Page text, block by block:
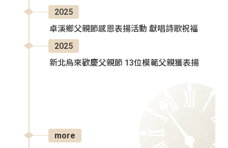
2025
卓溪鄉父親節感恩表揚活動 獻唱詩歌祝福
2025
新北烏來歡慶父親節 13位模範父親獲表揚
more